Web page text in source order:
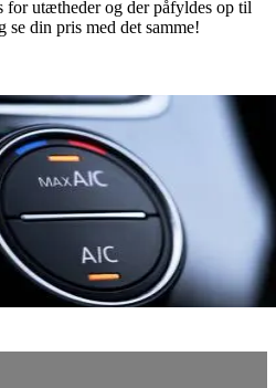
for utætheder og der påfyldes op til
se din pris med det samme!